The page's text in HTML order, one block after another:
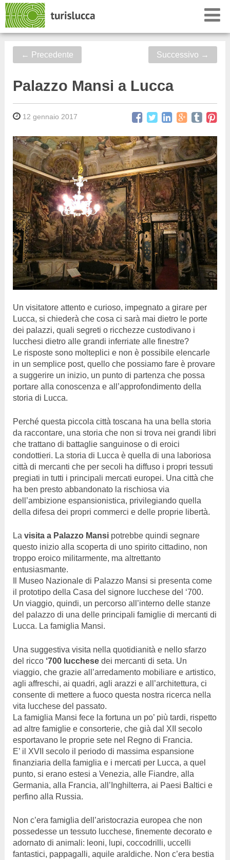
← Precedente Successivo →
Palazzo Mansi a Lucca
12 gennaio 2017
Un visitatore attento e curioso, impegnato a girare per
Lucca, si chiederà che cosa ci sarà mai dietro le porte
dei palazzi, quali segreti o ricchezze custodivano i
lucchesi dietro alle grandi inferriate alle finestre?
Le risposte sono molteplici e non è possibile elencarle
in un semplice post, quello che possiamo fare è provare
a suggerire un inizio, un punto di partenza che possa
portare alla conoscenza e all’approfondimento della
storia di Lucca.
Perché questa piccola città toscana ha una bella storia
da raccontare, una storia che non si trova nei grandi libri
che trattano di battaglie sanguinose o di eroici
condottieri. La storia di Lucca è quella di una laboriosa
città di mercanti che per secoli ha diffuso i propri tessuti
pregiati in tutti i principali mercati europei. Una città che
ha ben presto abbandonato la rischiosa via
dell’ambizione espansionistica, privilegiando quella
della difesa dei propri commerci e delle proprie libertà.
La visita a Palazzo Mansipotrebbe quindi segnare
questo inizio alla scoperta di uno spirito cittadino, non
troppo eroico militarmente, ma altrettanto
entusiasmante.
Il Museo Nazionale di Palazzo Mansi si presenta come
il prototipo della Casa del signore lucchese del ‘700.
Un viaggio, quindi, un percorso all’interno delle stanze
del palazzo di una delle principali famiglie di mercanti di
Lucca. La famiglia Mansi.
Una suggestiva visita nella quotidianità e nello sfarzo
del ricco ‘700 lucchesedei mercanti di seta. Un
viaggio, che grazie all’arredamento mobiliare e artistico,
agli affreschi, ai quadri, agli arazzi e all’architettura, ci
consente di mettere a fuoco questa nostra ricerca nella
vita lucchese del passato.
La famiglia Mansi fece la fortuna un po’ più tardi, rispetto
ad altre famiglie e consorterie, che già dal XII secolo
esportavano le proprie sete nel Regno di Francia.
E’ il XVII secolo il periodo di massima espansione
finanziaria della famiglia e i mercati per Lucca, a quel
punto, si erano estesi a Venezia, alle Fiandre, alla
Germania, alla Francia, all’Inghilterra, ai Paesi Baltici e
perfino alla Russia.
Non c’era famiglia dell’aristocrazia europea che non
possedesse un tessuto lucchese, finemente decorato e
adornato di animali: leoni, lupi, coccodrilli, uccelli
fantastici, pappagalli, aquile araldiche. Non c’era bestia